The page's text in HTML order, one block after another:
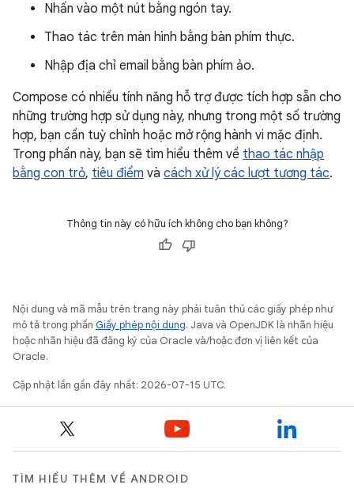
Nhấn vào một nút bằng ngón tay.
Thao tác trên màn hình bằng bàn phím thực.
Nhập địa chỉ email bằng bàn phím ảo.
Compose có nhiều tính năng hỗ trợ được tích hợp sẵn cho
những trường hợp sử dụng này, nhưng trong một số trường
hợp, bạn cần tuỳ chỉnh hoặc mở rộng hành vi mặc định.
Trong phần này, bạn sẽ tìm hiểu thêm về thao tác nhập
bằng con trỏ, tiêu điểm và cách xử lý các lượt tương tác.
Thông tin này có hữu ích không cho bạn không?
Nội dung và mã mẫu trên trang này phải tuân thủ các giấy phép như
mô tả trong phần Giấy phép nội dung. Java và OpenJDK là nhãn hiệu
hoặc nhãn hiệu đã đăng ký của Oracle và/hoặc đơn vị liên kết của
Oracle.
Cập nhật lần gần đây nhất: 2026-07-15 UTC.
TÌM HIỂU THÊM VỀ ANDROID